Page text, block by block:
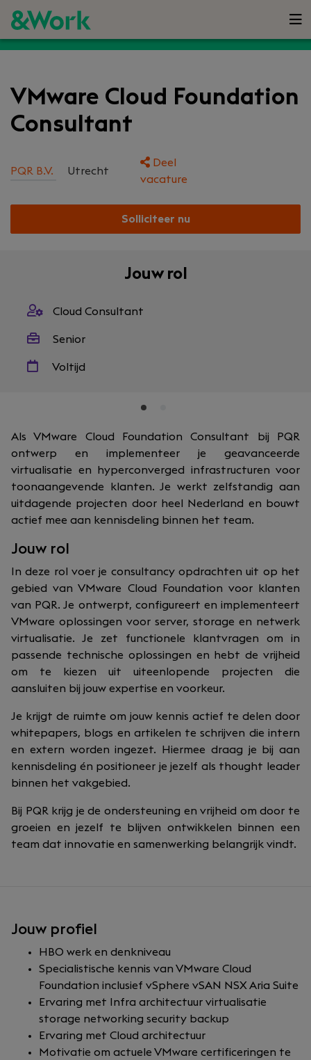
VMware Cloud Foundation
Consultant
PQR B.V. Utrecht
Deel
vacature
Solliciteer nu
Jouw rol
Cloud Consultant
Senior
Voltijd
Als VMware Cloud Foundation Consultant bij PQR
ontwerp en implementeer je geavanceerde
virtualisatie en hyperconverged infrastructuren voor
toonaangevende klanten. Je werkt zelfstandig aan
uitdagende projecten door heel Nederland en bouwt
actief mee aan kennisdeling binnen het team.
Jouw rol
In deze rol voer je consultancy opdrachten uit op het
gebied van VMware Cloud Foundation voor klanten
van PQR. Je ontwerpt, configureert en implementeert
VMware oplossingen voor server, storage en netwerk
virtualisatie. Je zet functionele klantvragen om in
passende technische oplossingen en hebt de vrijheid
om te kiezen uit uiteenlopende projecten die
aansluiten bij jouw expertise en voorkeur.
Je krijgt de ruimte om jouw kennis actief te delen door
whitepapers, blogs en artikelen te schrijven die intern
en extern worden ingezet. Hiermee draag je bij aan
kennisdeling én positioneer je jezelf als thought leader
binnen het vakgebied.
Bij PQR krijg je de ondersteuning en vrijheid om door te
groeien en jezelf te blijven ontwikkelen binnen een
team dat innovatie en samenwerking belangrijk vindt.
Jouw profiel
HBO werk en denkniveau
Specialistische kennis van VMware Cloud
Foundation inclusief vSphere vSAN NSX Aria Suite
Ervaring met Infra architectuur virtualisatie
storage networking security backup
Ervaring met Cloud architectuur
Motivatie om actuele VMware certificeringen te